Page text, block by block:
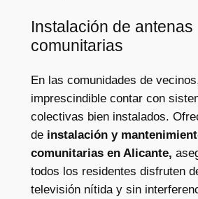
Instalación de antenas
comunitarias
En las comunidades de
imprescindible contar con
colectivas bien instalados.
de instalación y
comunitarias en Alicante,
todos los residentes disfruten
televisión nítida y sin